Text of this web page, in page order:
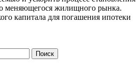
меняющегося жилищного рынка.
капитала для погашения ипотеки